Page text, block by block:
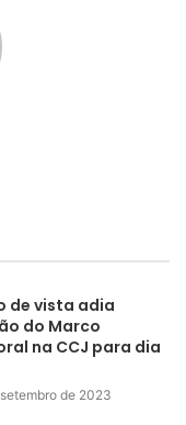
de vista adia
do Marco
na CCJ para dia
de 2023